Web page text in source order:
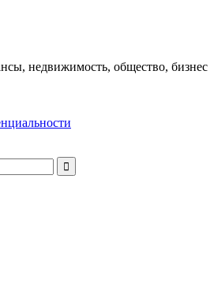
недвижимость, общество, бизнес